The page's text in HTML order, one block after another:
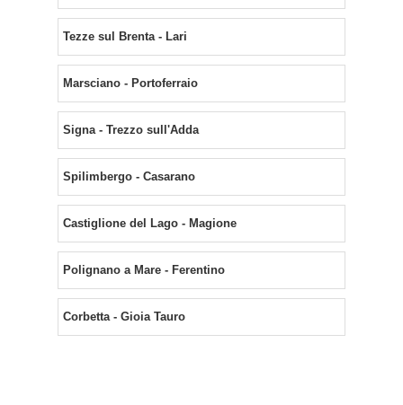
Tezze sul Brenta - Lari
Marsciano - Portoferraio
Signa - Trezzo sull'Adda
Spilimbergo - Casarano
Castiglione del Lago - Magione
Polignano a Mare - Ferentino
Corbetta - Gioia Tauro